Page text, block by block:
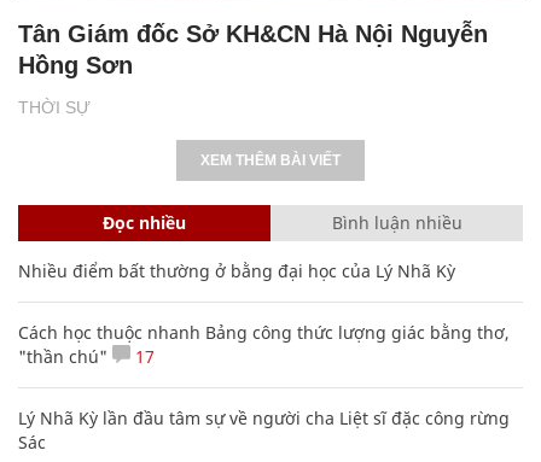
THỜI SỰ
Tân Giám đốc Sở KH&CN Hà Nội Nguyễn
Hồng Sơn
XEM THÊM BÀI VIẾT
Đọc nhiều Bình luận nhiều
Nhiều điểm bất thường ở bằng đại học của Lý Nhã Kỳ
Cách học thuộc nhanh Bảng công thức lượng giác bằng thơ,
"thần chú"
17
Lý Nhã Kỳ lần đầu tâm sự về người cha Liệt sĩ đặc công rừng
Sác